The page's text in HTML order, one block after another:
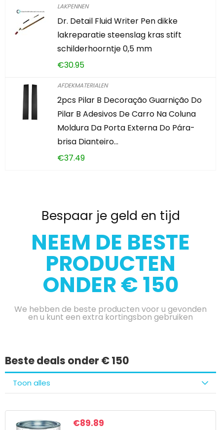
LAKPENNEN
Dr. Detail Fluid Writer Pen dikke
lakreparatie steenslag kras stift
schilderhoorntje 0,5 mm
€30.95
AFDEKMATERIALEN
2pcs Pilar B Decoração Guarnição Do
Pilar B Adesivos De Carro Na Coluna
Moldura Da Porta Externa Do Pára-
brisa Dianteiro…
€37.49
Bespaar je geld en tijd
NEEM DE BESTE
PRODUCTEN
ONDER € 150
We hebben de beste producten voor u gevonden
en u kunt een extra kortingsbon gebruiken
Beste deals onder € 150
Toon alles
€89.89